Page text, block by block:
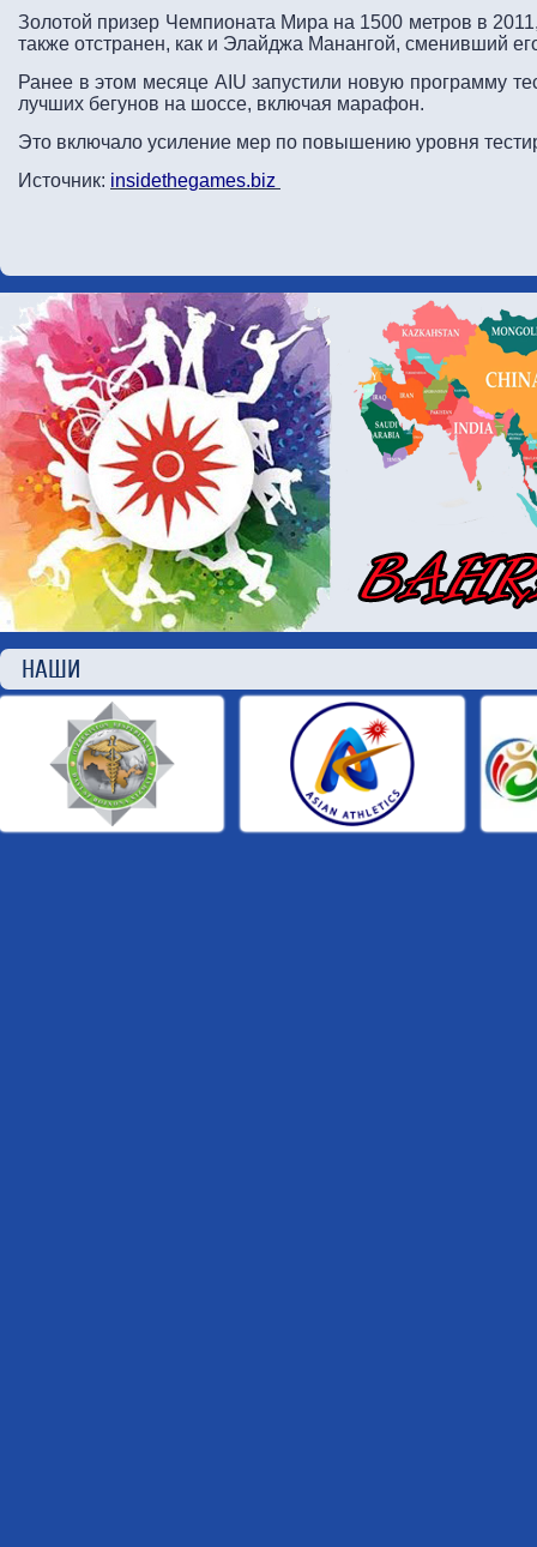
Золотой призер Чемпионата Мира на 1500 метров в
также отстранен, как и Элайджа Манангой, сменивший
Ранее в этом месяце AIU запустили новую программу
лучших бегунов на шоссе, включая марафон.
Это включало усиление мер по повышению уровня
Источник: insidethegames.biz
НАШИ